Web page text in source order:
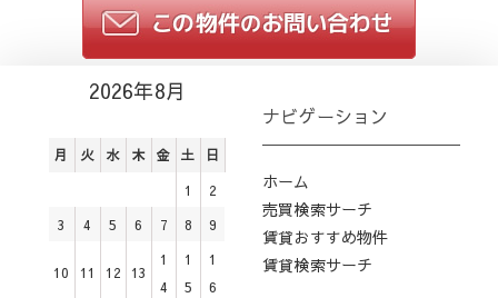
2026年8月
月 火 水 木 金 土 日
1
2
3
4 5 6 7 8 9
10 11 12 13
1
4
1
5
1
6
ナビゲーション
ホーム
売買検索サーチ
賃貸おすすめ物件
賃貸検索サーチ